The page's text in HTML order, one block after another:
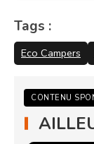
Tags :
Eco Campers
CONTENU